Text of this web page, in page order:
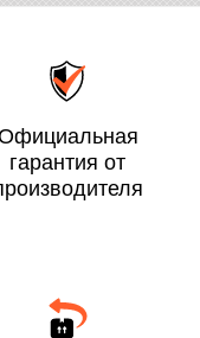
гарантия от